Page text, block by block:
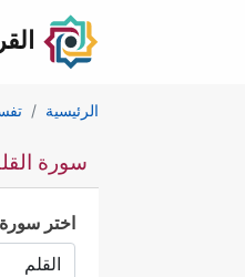
الرئيسية
سورة
اختر سورة